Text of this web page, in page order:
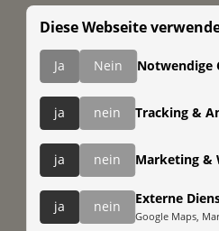
Diese Webseite
Ja Nein Notwendige
ja nein Tracking &
ja nein Marketing &
ja nein
Externe
Google Maps,